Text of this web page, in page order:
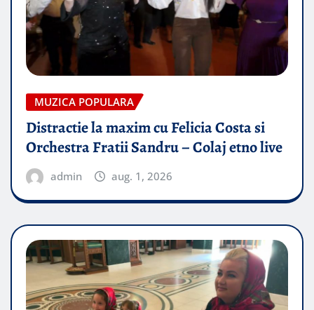
MUZICA POPULARA
Distractie la maxim cu Felicia Costa si
Orchestra Fratii Sandru – Colaj etno live
admin aug. 1, 2026